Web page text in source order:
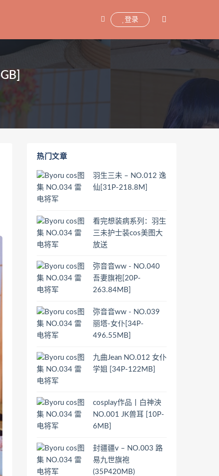
登录
热门文章
羽生三未 – NO.012 逸
仙[31P-218.8M]
看完想装病系列：羽生
三未护士装cos美图大
放送
弥音音ww - NO.040
吾妻旗袍[20P-
263.84MB]
弥音音ww - NO.039
丽塔-女仆[34P-
496.55MB]
九曲Jean NO.012 女仆
学姐 [34P-122MB]
cosplay作品丨白神泱
NO.001 JK兽耳 [10P-
6MB]
封疆疆v – NO.003 路
易九世旗袍
(35P420MB)